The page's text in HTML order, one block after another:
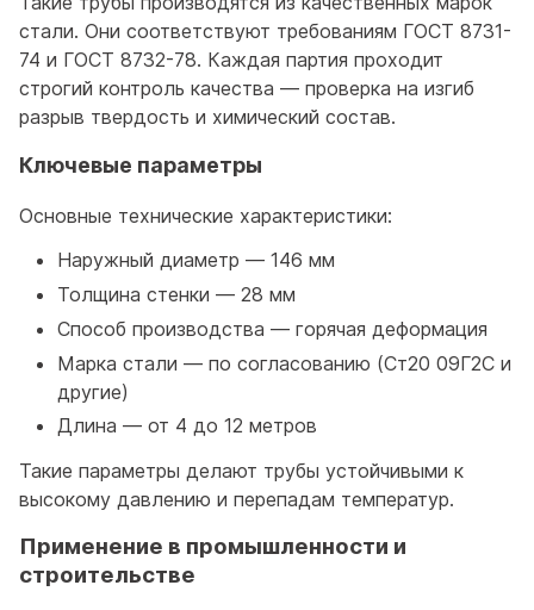
стали. Они соответствуют требованиям ГОСТ 8731-
74 и ГОСТ 8732-78. Каждая партия проходит
строгий контроль качества — проверка на изгиб
разрыв твердость и химический состав.
Ключевые параметры
Основные технические характеристики:
Наружный диаметр — 146 мм
Толщина стенки — 28 мм
Способ производства — горячая деформация
Марка стали — по согласованию (Ст20 09Г2С и
другие)
Длина — от 4 до 12 метров
Такие параметры делают трубы устойчивыми к
высокому давлению и перепадам температур.
Применение в промышленности и
строительстве